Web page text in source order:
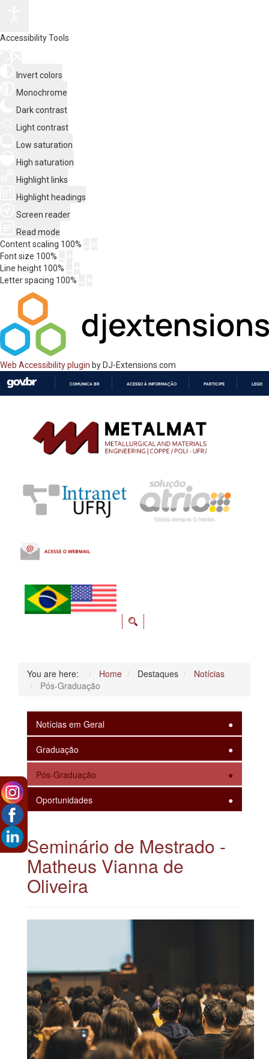
Accessibility Tools
Invert colors
Monochrome
Dark contrast
Light contrast
Low saturation
High saturation
Highlight links
Highlight headings
Screen reader
Read mode
Content scaling 100%
Font size 100%
Line height 100%
Letter spacing 100%
Web Accessibility plugin by DJ-Extensions.com
CONTEÚDO
COMUNICA BR ACESSO À INFORMAÇÃO PARTICIPE
You are here: Home Destaques
Notícias
Pós-Graduação
Notícias em Geral
Graduação
Pós-Graduação
Oportunidades
Seminário de Mestrado -
Matheus Vianna de
Oliveira